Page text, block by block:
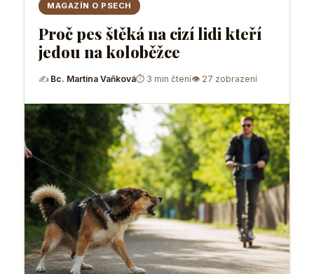
MAGAZÍN O PSECH
Proč pes štěká na cizí lidi kteří
jedou na koloběžce
✍ Bc. Martina Vaňková⏱ 3 min čtení👁 27 zobrazení